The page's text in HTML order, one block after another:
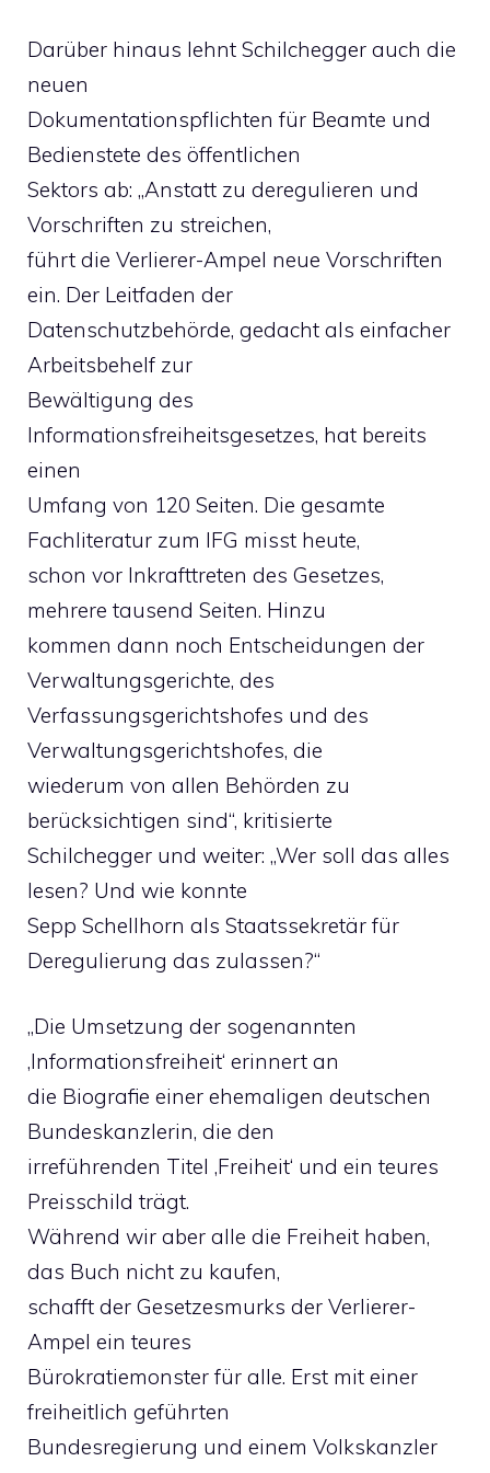
Darüber hinaus lehnt Schilchegger auch die
neuen
Dokumentationspflichten für Beamte und
Bedienstete des öffentlichen
Sektors ab: „Anstatt zu deregulieren und
Vorschriften zu streichen,
führt die Verlierer-Ampel neue Vorschriften
ein. Der Leitfaden der
Datenschutzbehörde, gedacht als einfacher
Arbeitsbehelf zur
Bewältigung des
Informationsfreiheitsgesetzes, hat bereits
einen
Umfang von 120 Seiten. Die gesamte
Fachliteratur zum IFG misst heute,
schon vor Inkrafttreten des Gesetzes,
mehrere tausend Seiten. Hinzu
kommen dann noch Entscheidungen der
Verwaltungsgerichte, des
Verfassungsgerichtshofes und des
Verwaltungsgerichtshofes, die
wiederum von allen Behörden zu
berücksichtigen sind“, kritisierte
Schilchegger und weiter: „Wer soll das alles
lesen? Und wie konnte
Sepp Schellhorn als Staatssekretär für
Deregulierung das zulassen?“
„Die Umsetzung der sogenannten
‚Informationsfreiheit‘ erinnert an
die Biografie einer ehemaligen deutschen
Bundeskanzlerin, die den
irreführenden Titel ‚Freiheit‘ und ein teures
Preisschild trägt.
Während wir aber alle die Freiheit haben,
das Buch nicht zu kaufen,
schafft der Gesetzesmurks der Verlierer-
Ampel ein teures
Bürokratiemonster für alle. Erst mit einer
freiheitlich geführten
Bundesregierung und einem Volkskanzler